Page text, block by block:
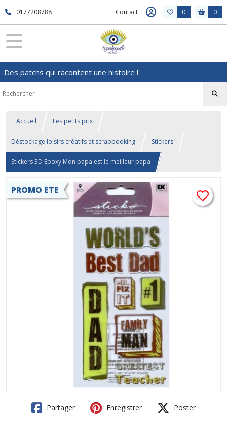
0177208788 Contact 0 0
Des patchs qui racontent une histoire !
Accueil Les petits prix
Déstockage loisirs créatifs et scrapbooking Stickers
Stickers 3D Epoxy Mon papa est le meilleur papa
PROMO ETE
Partager Enregistrer Poster